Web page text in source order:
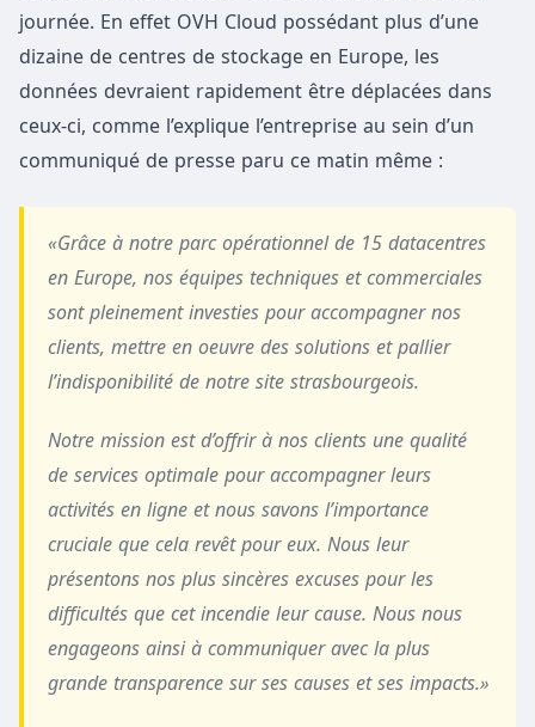
journée. En effet OVH Cloud possédant plus d’une
dizaine de centres de stockage en Europe, les
données devraient rapidement être déplacées dans
ceux-ci, comme l’explique l’entreprise au sein d’un
communiqué de presse paru ce matin même :
«Grâce à notre parc opérationnel de 15 datacentres
en Europe, nos équipes techniques et commerciales
sont pleinement investies pour accompagner nos
clients, mettre en oeuvre des solutions et pallier
l’indisponibilité de notre site strasbourgeois.
Notre mission est d’offrir à nos clients une qualité
de services optimale pour accompagner leurs
activités en ligne et nous savons l’importance
cruciale que cela revêt pour eux. Nous leur
présentons nos plus sincères excuses pour les
difficultés que cet incendie leur cause. Nous nous
engageons ainsi à communiquer avec la plus
grande transparence sur ses causes et ses impacts.»